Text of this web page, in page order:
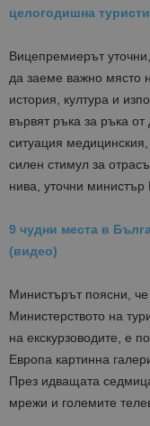
целогодишна
Вицепремиерът
да заеме важно място
история, култура и
вървят ръка за ръка от
ситуация
силен стимул за
нива, уточни министър
9 чудни места в
(видео)
Министърът поясни,
Министерството на
на екскурзоводите, е
Европа картинна
През идващата
мрежи и големите